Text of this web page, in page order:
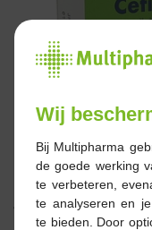
4,14 €
Wij
Bij Multipharma
de goede werking
te verbeteren,
te analyseren en
te bieden. Door